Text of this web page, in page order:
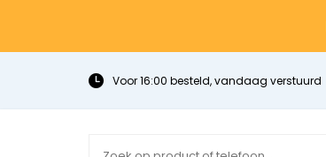
Voor 16:00 besteld, vandaag verstuurd